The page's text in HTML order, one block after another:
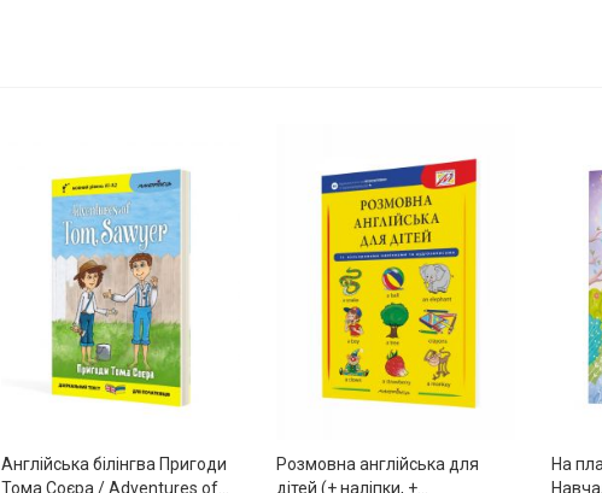
Англійська білінгва Пригоди
Тома Соєра / Adventures of
Розмовна англійська для
дітей (+ наліпки, +
На